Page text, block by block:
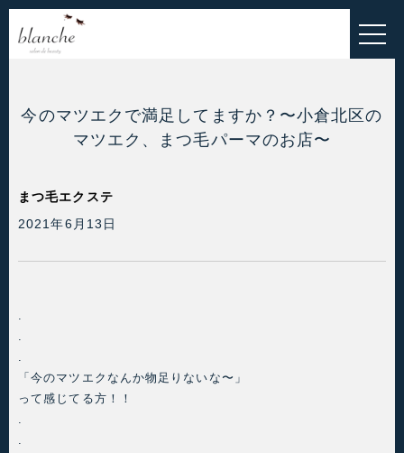
HOME
ESTHETIC MENU
INNER-BEAUTY
ALL MENU
今のマツエクで満足してますか？〜小倉北区の
マツエク、まつ毛パーマのお店〜
まつ毛エクステ
2021年6月13日
.
.
.
「今のマツエクなんか物足りないな〜」
って感じてる方！！
.
.